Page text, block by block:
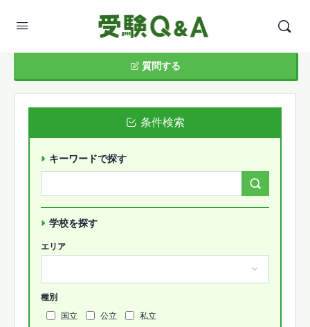
質問する
条件検索
キーワードで探す
学校を探す
エリア
種別
国立
公立 私立